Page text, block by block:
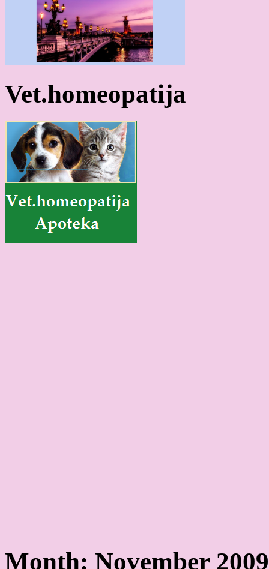
Vet.homeopatija
Month: November 2009